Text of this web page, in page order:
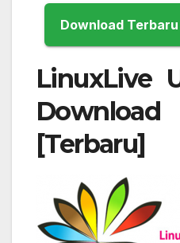
LinuxLive
[Terbaru]